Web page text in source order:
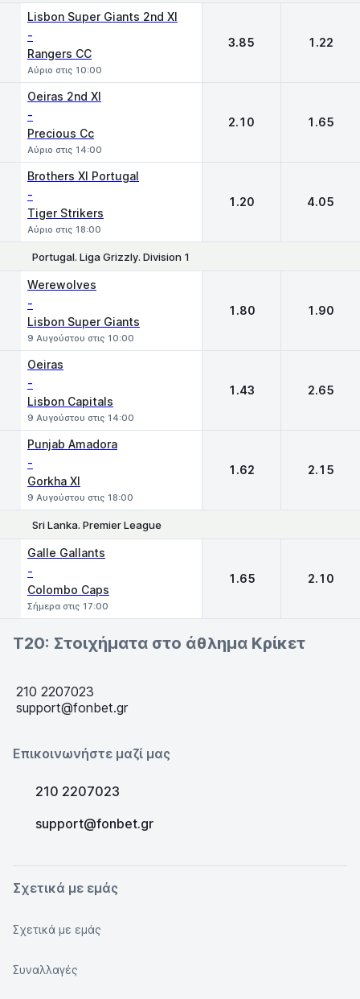
Lisbon Super Giants 2nd XI
-
Rangers CC
Αύριο στις 10:00
3.85 1.22
Oeiras 2nd XI
-
Precious Cc
Αύριο στις 14:00
2.10 1.65
Brothers XI Portugal
-
Tiger Strikers
Αύριο στις 18:00
1.20 4.05
Portugal. Liga Grizzly. Division 1
Werewolves
-
Lisbon Super Giants
9 Αυγούστου στις 10:00
1.80 1.90
Oeiras
-
Lisbon Capitals
9 Αυγούστου στις 14:00
1.43 2.65
Punjab Amadora
-
Gorkha XI
9 Αυγούστου στις 18:00
1.62 2.15
Sri Lanka. Premier League
Galle Gallants
-
Colombo Caps
Σήμερα στις 17:00
1.65 2.10
T20: Στοιχήματα στο άθλημα Κρίκετ
210 2207023
support@fonbet.gr
Επικοινωνήστε μαζί μας
210 2207023
support@fonbet.gr
Σχετικά με εμάς
Σχετικά με εμάς
Συναλλαγές